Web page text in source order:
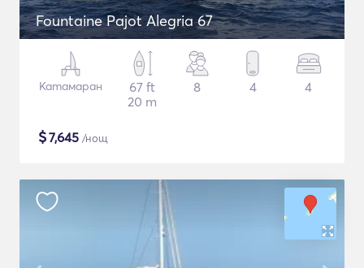
Fountaine Pajot Alegria 67
Катамаран
67 ft
20 m
8 4 4
$7,645 /нощ